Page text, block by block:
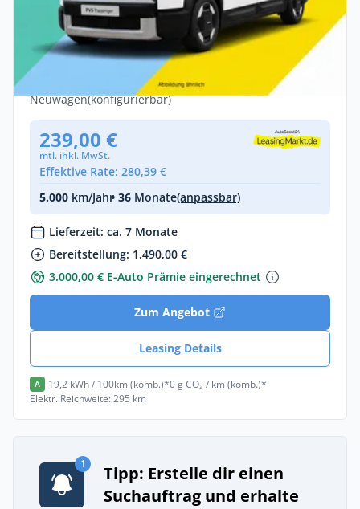
Privat
Kia PV5 51,5 kWh Essential | E-Förderung
| Privat
121 PS (89 kW)
Neuwagen(konfigurierbar)
239,00 €
mtl. inkl. MwSt.
Effektive Rate: 280,39 €
5.000 km/Jahr• 36 Monate(anpassbar)
Lieferzeit: ca. 7 Monate
Bereitstellung: 1.490,00 €
3.000,00 € E-Auto Prämie eingerechnet
Zum Angebot
Leasing Details
A 19,2 kWh / 100km (komb.)*0 g CO₂ / km (komb.)*
Elektr. Reichweite: 295 km
1
Tipp: Erstelle dir einen
Suchauftrag und erhalte